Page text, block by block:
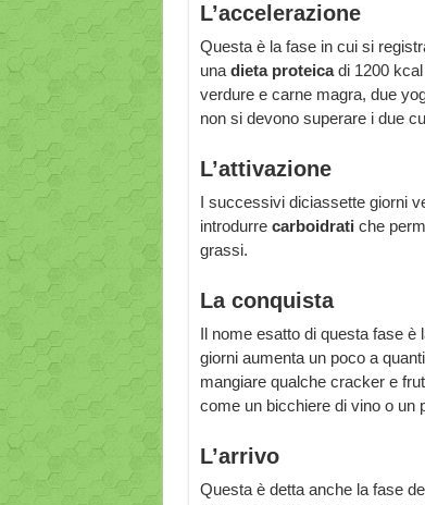
L’accelerazione
Questa è la fase in cui si
una dieta proteicadi 1200 kcal
verdure e carne magra, due
non si devono superare i due
L’attivazione
I successivi diciassette giorni
introdurre carboidrati che
grassi.
La conquista
Il nome esatto di questa fase è
giorni aumenta un poco a
mangiare qualche cracker e
come un bicchiere di vino o un
L’arrivo
Questa è detta anche la fase